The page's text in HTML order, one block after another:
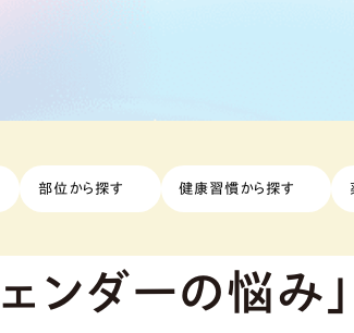
部位から探す 健康習慣から探す
ェンダーの悩み